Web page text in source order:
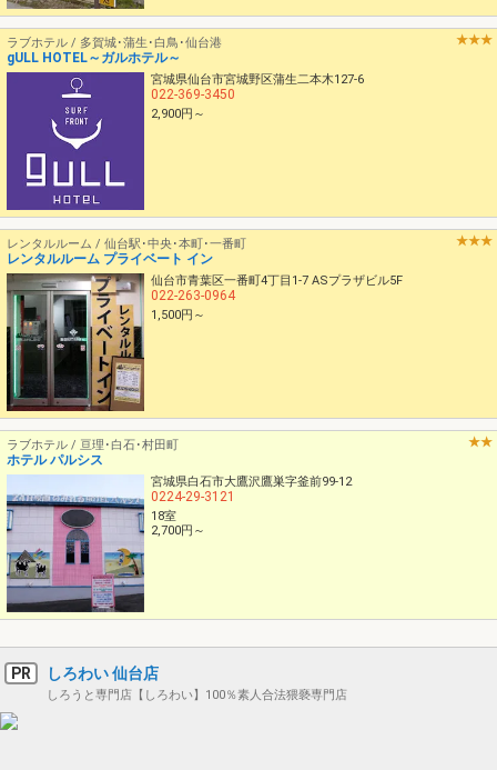
ラブホテル / 多賀城･蒲生･白鳥･仙台港
gULL HOTEL～ガルホテル～
宮城県仙台市宮城野区蒲生二本木127-6
022-369-3450
2,900円～
レンタルルーム / 仙台駅･中央･本町･一番町
レンタルルーム プライベート イン
仙台市青葉区一番町4丁目1-7 ASプラザビル5F
022-263-0964
1,500円～
ラブホテル / 亘理･白石･村田町
ホテル パルシス
宮城県白石市大鷹沢鷹巣字釜前99-12
0224-29-3121
18室
2,700円～
PR しろわい 仙台店
しろうと専門店【しろわい】100％素人合法猥褻専門店